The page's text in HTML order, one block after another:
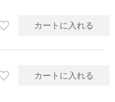
カートに入れる
カートに入れる